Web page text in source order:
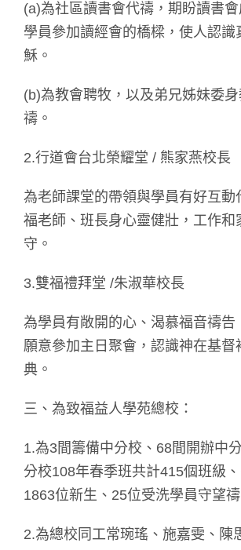
(a)為社區讀書會代禱，期盼讀書會
學員參加讀經會的橋樑，使人認識
穌。
(b)為教會聘牧，以及弟兄姊妹委
禱。
2.行道會台北榮耀堂 / 熊家燕校長
為老師課堂的帶領與學員有好互動
福老師、班長身心靈健壯，工作和
守。
3.雙福禮拜堂 /朱淑華校長
為學員有敞開的心、渴慕福音禱告
願意參加主日聚會，認識神在基督
典。
三、為致福益人學苑總校：
1.為3間籌備中分校、68間開辦中
分校108年春季班共計415個班級
1863位新生、25位受洗學員守望禱
2.為總校同工常琬瑤、施嘉雯、陳